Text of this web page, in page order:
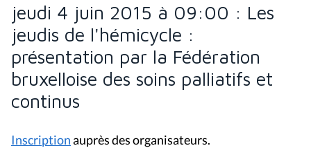
jeudi 4 juin 2015 à 09:00 : Les
jeudis de l'hémicycle :
présentation par la Fédération
bruxelloise des soins palliatifs et
continus
Inscriptionauprès des organisateurs.